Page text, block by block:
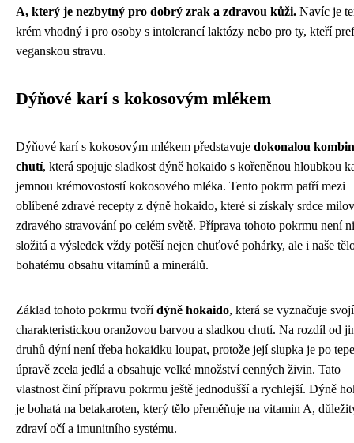
A, který je nezbytný pro dobrý zrak a zdravou kůži. Navíc je
krém vhodný i pro osoby s intolerancí laktózy nebo pro ty, kteří
veganskou stravu.
Dýňové karí s kokosovým mlékem
Dýňové karí s kokosovým mlékem představuje dokonalou
chutí, která spojuje sladkost dýně hokaido s kořeněnou hloubkou
jemnou krémovostostí kokosového mléka. Tento pokrm patří mezi
oblíbené zdravé recepty z dýně hokaido, které si získaly srdce
zdravého stravování po celém světě. Příprava tohoto pokrmu není
složitá a výsledek vždy potěší nejen chuťové pohárky, ale i naše
bohatému obsahu vitamínů a minerálů.
Základ tohoto pokrmu tvořídýně hokaido, která se vyznačuje svojí
charakteristickou oranžovou barvou a sladkou chutí. Na rozdíl od
druhů dýní není třeba hokaidku loupat, protože její slupka je po
úpravě zcela jedlá a obsahuje velké množství cenných živin. Tato
vlastnost činí přípravu pokrmu ještě jednodušší a rychlejší. Dýně
je bohatá na betakaroten, který tělo přeměňuje na vitamin A,
zdraví očí a imunitního systému.